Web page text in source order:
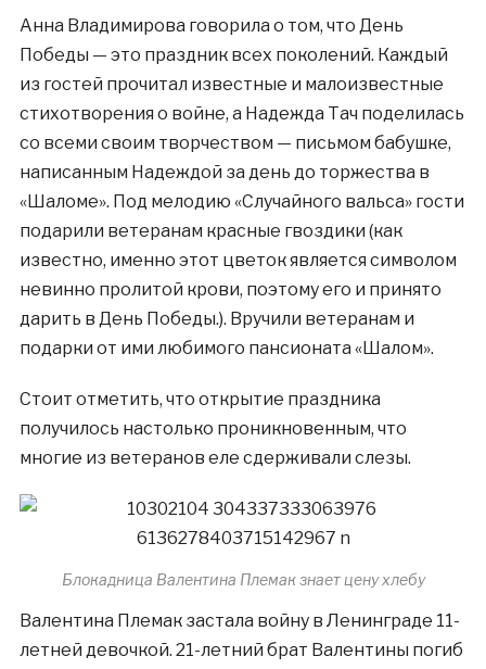
Анна Владимирова говорила о том, что День
Победы — это праздник всех поколений. Каждый
из гостей прочитал известные и малоизвестные
стихотворения о войне, а Надежда Тач поделилась
со всеми своим творчеством — письмом бабушке,
написанным Надеждой за день до торжества в
«Шаломе». Под мелодию «Случайного вальса» гости
подарили ветеранам красные гвоздики (как
известно, именно этот цветок является символом
невинно пролитой крови, поэтому его и принято
дарить в День Победы.). Вручили ветеранам и
подарки от ими любимого пансионата «Шалом».
Стоит отметить, что открытие праздника
получилось настолько проникновенным, что
многие из ветеранов еле сдерживали слезы.
Блокадница Валентина Племак знает цену хлебу
Валентина Племак застала войну в Ленинграде 11-
летней девочкой. 21-летний брат Валентины погиб